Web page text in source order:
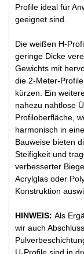
Profile ideal für
geeignet sind.
Die weißen H-
geringe Dicke
Gewichts mit
die 2-Meter-
kürzen. Ein
nahezu nahtlose
Profiloberfläche,
harmonisch in
Bauweise bieten
Steifigkeit und
verbesserter
Acrylglas oder
Konstruktion
HINWEIS: Als
wir auch
U-Profile sind in